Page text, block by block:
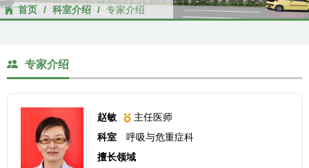
闻
中
心
首页 / 科室介绍 / 专家介绍
专家介绍
赵敏
主任医师
科室
呼吸与危重症科
擅长领域